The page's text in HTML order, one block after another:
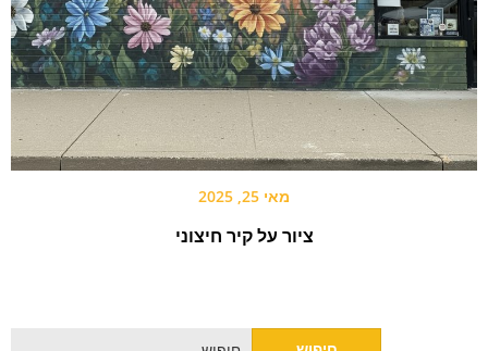
מאי 25, 2025
ציור על קיר חיצוני